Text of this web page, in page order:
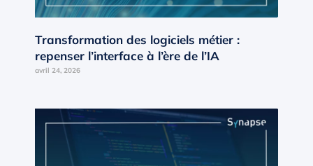
Transformation des logiciels métier :
repenser l’interface à l’ère de l’IA
avril 24, 2026